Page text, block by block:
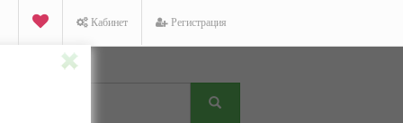
Кабинет Регистрация